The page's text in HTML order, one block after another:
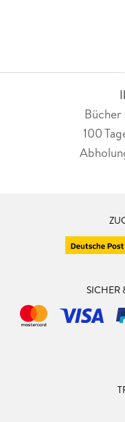
100
SICHER